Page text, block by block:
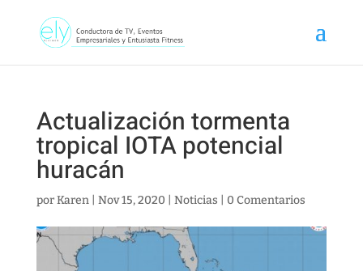
Actualización tormenta
tropical IOTA potencial
huracán
porKaren| Nov 15, 2020 Noticias 0 Comentarios